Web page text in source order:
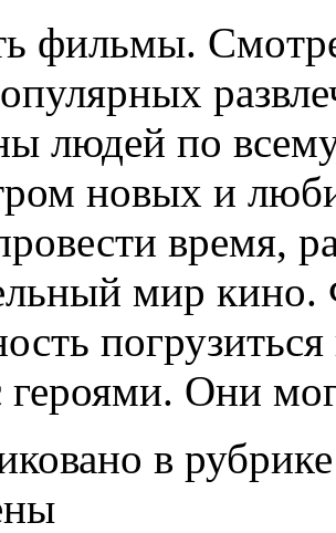
фильмы.
людей по
новых и
время,
мир
героями. Они
в